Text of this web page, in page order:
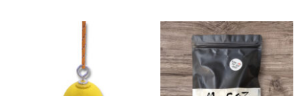
AJOUTER AU PANIER